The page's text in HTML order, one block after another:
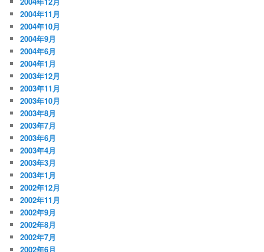
2004年11月
2004年10月
2004年9月
2004年6月
2004年1月
2003年12月
2003年11月
2003年10月
2003年8月
2003年7月
2003年6月
2003年4月
2003年3月
2003年1月
2002年12月
2002年11月
2002年9月
2002年8月
2002年7月
2002年6月